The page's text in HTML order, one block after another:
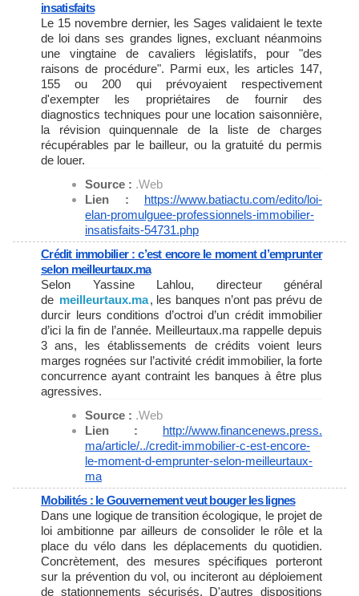
insatisfaits
Le 15 novembre dernier, les Sages validaient le texte
de loi dans ses grandes lignes, excluant néanmoins
une vingtaine de cavaliers législatifs, pour "des
raisons de procédure". Parmi eux, les articles 147,
155 ou 200 qui prévoyaient respectivement
d'exempter les propriétaires de fournir des
diagnostics techniques pour une location saisonnière,
la révision quinquennale de la liste de charges
récupérables par le bailleur, ou la gratuité du permis
de louer.
Source : .Web
Lien : https://www.batiactu.com/edito/loi-
elan-promulguee-professionnels-immobilier-
insatisfaits-54731.php
Crédit immobilier : c’est encore le moment d’emprunter
selon meilleurtaux.ma
Selon Yassine Lahlou, directeur général
de meilleurtaux.ma, les banques n’ont pas prévu de
durcir leurs conditions d’octroi d’un crédit immobilier
d’ici la fin de l’année. Meilleurtaux.ma rappelle depuis
3 ans, les établissements de crédits voient leurs
marges rognées sur l’activité crédit immobilier, la forte
concurrence ayant contraint les banques à être plus
agressives.
Source : .Web
Lien : http://www.financenews.press.
ma/article/../credit-immobilier-c-est-encore-
le-moment-d-emprunter-selon-meilleurtaux-
ma
Mobilités : le Gouvernement veut bouger les lignes
Dans une logique de transition écologique, le projet de
loi ambitionne par ailleurs de consolider le rôle et la
place du vélo dans les déplacements du quotidien.
Concrètement, des mesures spécifiques porteront
sur la prévention du vol, ou inciteront au déploiement
de stationnements sécurisés. D'autres dispositions